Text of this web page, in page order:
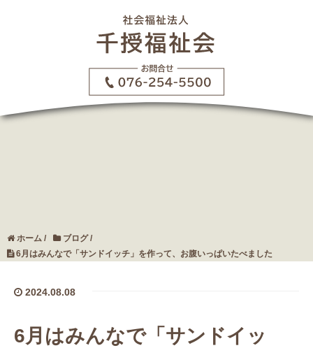
ホーム / ブログ/
6月はみんなで「サンドイッチ」を作って、お腹いっぱいたべました
2024.08.08
6月はみんなで「サンドイッ